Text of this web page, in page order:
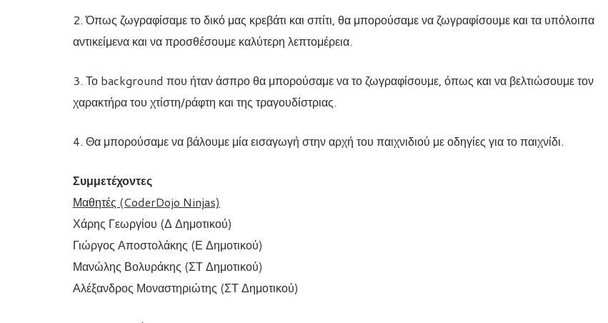
2. Όπως ζωγραφίσαμε το δικό μας κρεβάτι και σπίτι, θα μπορούσαμε να ζωγραφίσουμε και τα υπόλοιπα
αντικείμενα και να προσθέσουμε καλύτερη λεπτομέρεια.
3. Το background που ήταν άσπρο θα μπορούσαμε να το ζωγραφίσουμε, όπως και να βελτιώσουμε τον
χαρακτήρα του χτίστη/ράφτη και της τραγουδίστριας.
4. Θα μπορούσαμε να βάλουμε μία εισαγωγή στην αρχή του παιχνιδιού με οδηγίες για το παιχνίδι.
Συμμετέχοντες
Μαθητές (CoderDojo Ninjas)
Χάρης Γεωργίου (Δ Δημοτικού)
Γιώργος Αποστολάκης (Ε Δημοτικού)
Μανώλης Βολυράκης (ΣΤ Δημοτικού)
Αλέξανδρος Μοναστηριώτης (ΣΤ Δημοτικού)